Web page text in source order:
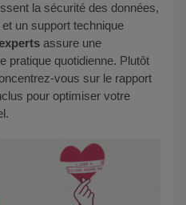
la sécurité des données,
un support technique
assure une
pratique quotidienne. Plutôt
vous sur le rapport
pour optimiser votre